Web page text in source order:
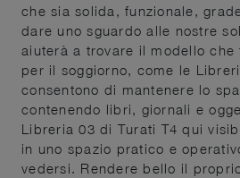
che sia solida, funzionale,
dare uno sguardo alle nostre
aiuterà a trovare il modello
per il soggiorno, come le
consentono di mantenere lo
contenendo libri, giornali e
Libreria 03 di Turati T4 qui
in uno spazio pratico e
vedersi. Rendere bello il